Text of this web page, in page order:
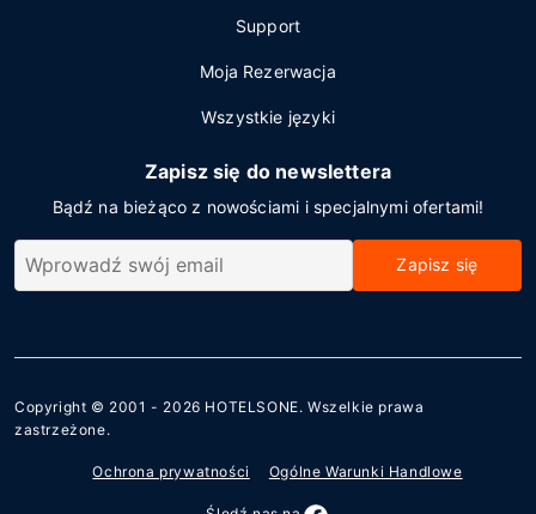
Support
Moja Rezerwacja
Wszystkie języki
Zapisz się do newslettera
Bądź na bieżąco z nowościami i specjalnymi ofertami!
Zapisz się
Copyright © 2001 - 2026 HOTELSONE. Wszelkie prawa
zastrzeżone.
Ochrona prywatności Ogólne Warunki Handlowe